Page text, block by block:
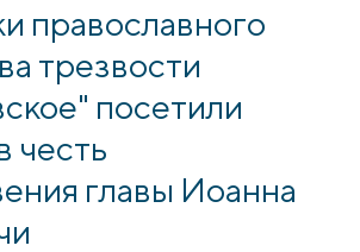
православного
трезвости
посетили
честь
главы Иоанна